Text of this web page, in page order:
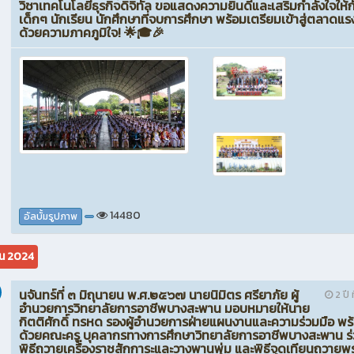
วิชาเทคโนโลยีธุรกิจดิจิทัล ขอแสดงความยินดีและเสริมกำลังใจให้
เด็กๆ นักเรียน นักศึกษาที่จบการศึกษา พร้อมเตรียมเข้าสู่ตลาดแร
ด้วยความภาคภูมิใจ! 🌟🎓🎉
อัลบั้มรูปภาพ 14480
2024
2 ปี
นจันทร์ที่ ๓ มิถุนายน พ.ศ.๒๕๖๗ นายนิมิตร ศรียาภัย ผู้
อำนวยการวิทยาลัยการอาชีพบางสะพาน มอบหมายให้นาย
กิตติศักดิ์ ทรหด รองผู้อำนวยการฝ่ายแผนงานและความร่วมมือ พ
ด้วยคณะครู บุคลากรทางการศึกษาวิทยาลัยการอาชีพบางสะพาน
พิธีถวายเครื่องราชสักการะและวางพานพุ่ม และพิธีจุดเทียนถวายพ